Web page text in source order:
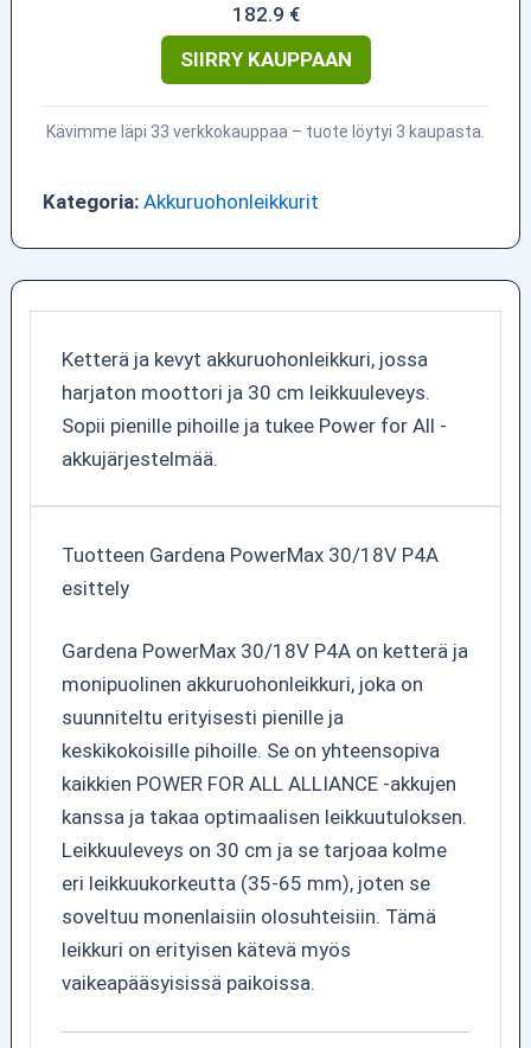
182.9 €
SIIRRY KAUPPAAN
Kävimme läpi 33 verkkokauppaa – tuote löytyi 3 kaupasta.
Kategoria: Akkuruohonleikkurit
Ketterä ja kevyt akkuruohonleikkuri, jossa
harjaton moottori ja 30 cm leikkuuleveys.
Sopii pienille pihoille ja tukee Power for All -
akkujärjestelmää.
Tuotteen Gardena PowerMax 30/18V P4A
esittely
Gardena PowerMax 30/18V P4A on ketterä ja
monipuolinen akkuruohonleikkuri, joka on
suunniteltu erityisesti pienille ja
keskikokoisille pihoille. Se on yhteensopiva
kaikkien POWER FOR ALL ALLIANCE -akkujen
kanssa ja takaa optimaalisen leikkuutuloksen.
Leikkuuleveys on 30 cm ja se tarjoaa kolme
eri leikkuukorkeutta (35-65 mm), joten se
soveltuu monenlaisiin olosuhteisiin. Tämä
leikkuri on erityisen kätevä myös
vaikeapääsyisissä paikoissa.